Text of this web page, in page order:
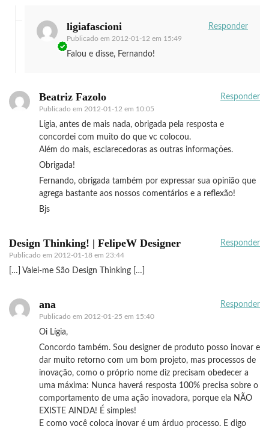
ligiafascioni
Publicado em 2012-01-12 em 15:49
Responder
Falou e disse, Fernando!
Beatriz Fazolo
Publicado em 2012-01-12 em 10:05
Responder
Lígia, antes de mais nada, obrigada pela resposta e
concordei com muito do que vc colocou.
Além do mais, esclarecedoras as outras informações.
Obrigada!
Fernando, obrigada também por expressar sua opinião que
agrega bastante aos nossos comentários e a reflexão!
Bjs
Design Thinking! | FelipeW Designer
Publicado em 2012-01-18 em 23:44
Responder
[…] Valei-me São Design Thinking […]
ana
Publicado em 2012-01-25 em 15:40
Responder
Oi Lígia,
Concordo também. Sou designer de produto posso inovar e
dar muito retorno com um bom projeto, mas processos de
inovação, como o próprio nome diz precisam obedecer a
uma máxima: Nunca haverá resposta 100% precisa sobre o
comportamento de uma ação inovadora, porque ela NÃO
EXISTE AINDA! É simples!
E como você coloca inovar é um árduo processo. E digo